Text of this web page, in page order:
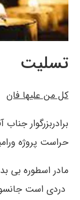
تسلیت
کل من علیها فان
برادربزرگوار
حراست پروژه ورامین
مادر اسطوره بی
دردی است جانسوز